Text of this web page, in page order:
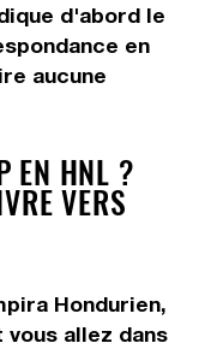
d'abord le
en
aucune
EN HNL ?
VERS
Hondurien,
allez dans